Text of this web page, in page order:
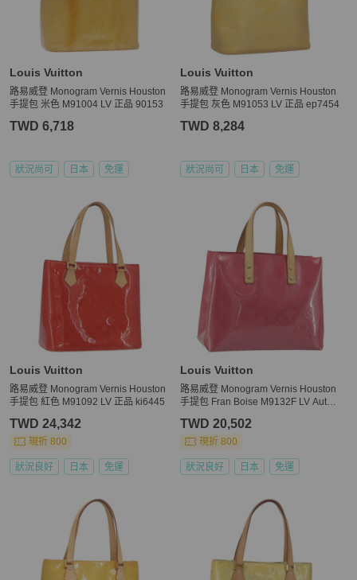
Louis Vuitton
路易威登 Monogram Vernis Houston
手提包 米色 M91004 LV 正品 90153
TWD 6,718
狀況尚可 日本 免運
Louis Vuitton
路易威登 Monogram Vernis Houston
手提包 灰色 M91053 LV 正品 ep7454
TWD 8,284
狀況尚可 日本 免運
Louis Vuitton
路易威登 Monogram Vernis Houston
手提包 紅色 M91092 LV 正品 ki6445
TWD 24,342
現折 800
狀況良好 日本 免運
Louis Vuitton
路易威登 Monogram Vernis Houston
手提包 Fran Boise M9132F LV Auth
TWD 20,502
現折 800
狀況良好 日本 免運